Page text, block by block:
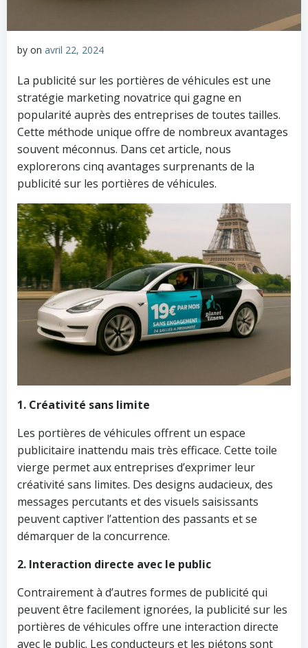
by on avril 22, 2024
La publicité sur les portières de véhicules est une
stratégie marketing novatrice qui gagne en
popularité auprès des entreprises de toutes tailles.
Cette méthode unique offre de nombreux avantages
souvent méconnus. Dans cet article, nous
explorerons cinq avantages surprenants de la
publicité sur les portières de véhicules.
1. Créativité sans limite
Les portières de véhicules offrent un espace
publicitaire inattendu mais très efficace. Cette toile
vierge permet aux entreprises d’exprimer leur
créativité sans limites. Des designs audacieux, des
messages percutants et des visuels saisissants
peuvent captiver l’attention des passants et se
démarquer de la concurrence.
2. Interaction directe avec le public
Contrairement à d’autres formes de publicité qui
peuvent être facilement ignorées, la publicité sur les
portières de véhicules offre une interaction directe
avec le public. Les conducteurs et les piétons sont